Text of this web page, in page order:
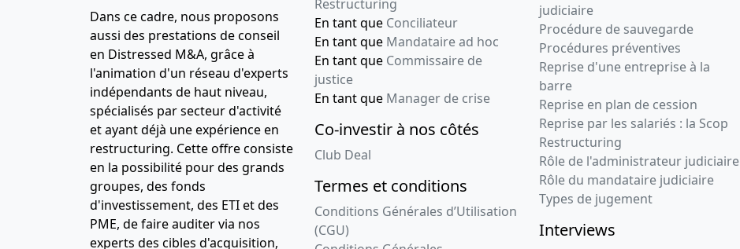
Dans ce cadre, nous proposons
aussi des prestations de conseil
en Distressed M&A, grâce à
l'animation d'un réseau d'experts
indépendants de haut niveau,
spécialisés par secteur d'activité
et ayant déjà une expérience en
restructuring. Cette offre consiste
en la possibilité pour des grands
groupes, des fonds
d'investissement, des ETI et des
PME, de faire auditer via nos
experts des cibles d'acquisition,
Restructuring
En tant que Conciliateur
En tant que Mandataire ad hoc
En tant que Commissaire de
justice
En tant que Manager de crise
Co-investir à nos côtés
Club Deal
Termes et conditions
Conditions Générales d’Utilisation
(CGU)
judiciaire
Procédure de sauvegarde
Procédures préventives
Reprise d'une entreprise à la
barre
Reprise en plan de cession
Reprise par les salariés : la Scop
Restructuring
Rôle de l'administrateur judiciaire
Rôle du mandataire judiciaire
Types de jugement
Interviews